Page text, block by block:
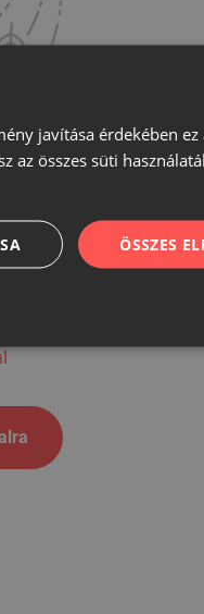
javítása érdekében
az összes süti
ÖSSZES